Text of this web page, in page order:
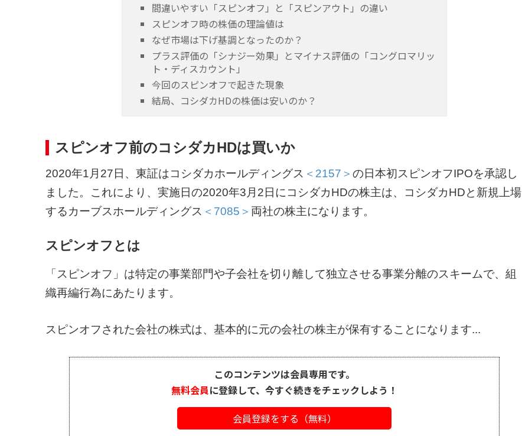
間違いやすい「スピンオフ」と「スピンアウト」の違い
スピンオフ時の株価の理論値は
なぜ市場は下げ基調となったのか？
プラス評価の「シナジー効果」とマイナス評価の「コングロマリッ
ト・ディスカウント」
今回のスピンオフで起きた現象
結局、コシダカHDの株価は安いのか？
スピンオフ前のコシダカHDは買いか
2020年1月27日、東証はコシダカホールディングス ＜2157＞ の日本初スピンオフIPOを承認し
ました。これにより、実施日の2020年3月2日にコシダカHDの株主は、コシダカHDと新規上場
するカーブスホールディングス ＜7085＞ 両社の株主になります。
スピンオフとは
「スピンオフ」は特定の事業部門や子会社を切り離して独立させる事業分離のスキームで、組
織再編行為にあたります。
スピンオフされた会社の株式は、基本的に元の会社の株主が保有することになります...
このコンテンツは会員専用です。
無料会員に登録して、今すぐ続きをチェックしよう！
会員登録をする（無料）